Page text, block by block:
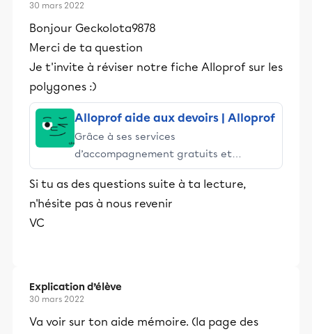
30 mars 2022
Bonjour Geckolota9878
Merci de ta question
Je t'invite à réviser notre fiche Alloprof sur les
polygones :)
Alloprof aide aux devoirs | Alloprof
Grâce à ses services
d’accompagnement gratuits et
stimulants, Alloprof engage les élèves
et leurs parents dans la réussite
éducative.
Si tu as des questions suite à ta lecture,
n'hésite pas à nous revenir
VC
Explication d’élève
30 mars 2022
Va voir sur ton aide mémoire. (la page des